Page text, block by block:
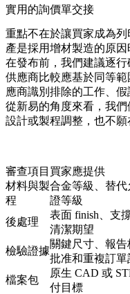
實用的詢價單交接
重點不在於讓買家成為
產是採用增材製造的原因
在發布前，我們建議逐
供應商比較應基於同等
應商識別排除的工作、
從新易的角度來看，我
設計或製程調整，也不願
審查項目 買家應提供
材料與製
程
合金等級、替
證等級
後處理
表面 finish、支
清潔期望
檢驗證據
關鍵尺寸、報
批准和重複訂單
檔案包
原生 CAD 或
付目標